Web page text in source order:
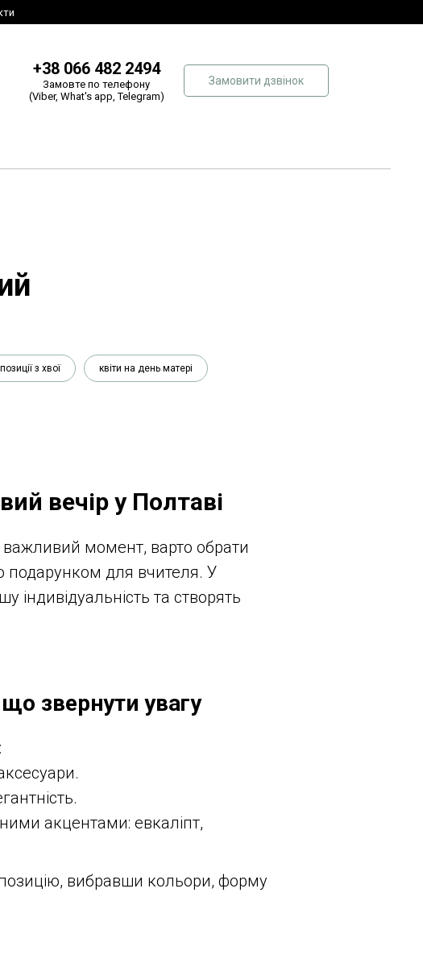
+38 066 482 2494
Замовте по телефону
(Viber, What's app, Telegram)
Замовити дзвінок
з хвої квіти на день матері
вечір у Полтаві
важливий момент, варто обрати
подарунком для вчителя. У
індивідуальність та створять
звернути увагу
акцентами: евкаліпт,
вибравши кольори, форму